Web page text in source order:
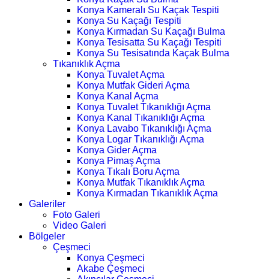
Konya Kameralı Su Kaçak Tespiti
Konya Su Kaçağı Tespiti
Konya Kırmadan Su Kaçağı Bulma
Konya Tesisatta Su Kaçağı Tespiti
Konya Su Tesisatında Kaçak Bulma
Tıkanıklık Açma
Konya Tuvalet Açma
Konya Mutfak Gideri Açma
Konya Kanal Açma
Konya Tuvalet Tıkanıklığı Açma
Konya Kanal Tıkanıklığı Açma
Konya Lavabo Tıkanıklığı Açma
Konya Logar Tıkanıklığı Açma
Konya Gider Açma
Konya Pimaş Açma
Konya Tıkalı Boru Açma
Konya Mutfak Tıkanıklık Açma
Konya Kırmadan Tıkanıklık Açma
Galeriler
Foto Galeri
Video Galeri
Bölgeler
Çeşmeci
Konya Çeşmeci
Akabe Çeşmeci